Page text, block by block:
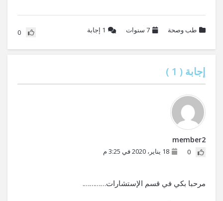
طب وصحة 7 سنوات 1 إجابة 0
إجابة ( 1
)
member2
0 18 يناير، 2020 في 3:25 م
مرحبا بكي في قسم الإستشارات………….